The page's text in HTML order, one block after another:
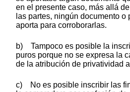
en el presente caso, más allá
las partes, ningún documento
aporta para corroborarlas.
b) Tampoco es posible la
puros porque no se expresa la
de la atribución de privatividad
c) No es posible inscribir las